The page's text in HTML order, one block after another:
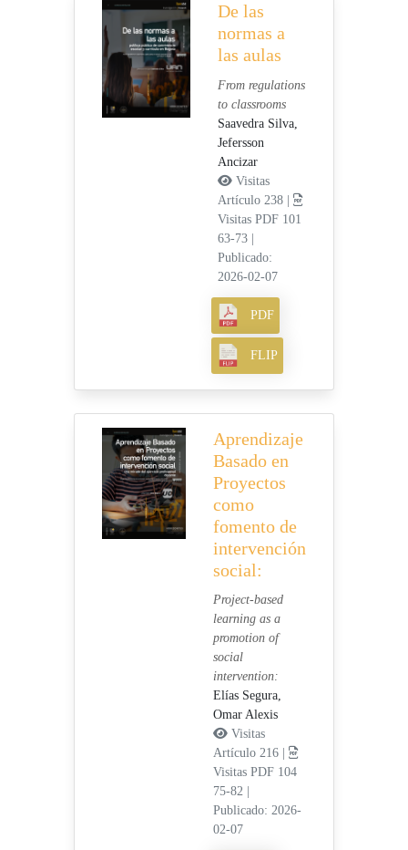
De las
normas a
las aulas
From regulations
to classrooms
Saavedra Silva,
Jefersson
Ancizar
Visitas
Artículo 238 |
Visitas PDF 101
63-73
Publicado:
2026-02-07
PDF
FLIP
Aprendizaje
Basado en
Proyectos
como
fomento de
intervención
social:
Project-based
learning as a
promotion of
social
intervention:
Elías Segura,
Omar Alexis
Visitas
Artículo 216 |
Visitas PDF 104
75-82
Publicado: 2026-
02-07